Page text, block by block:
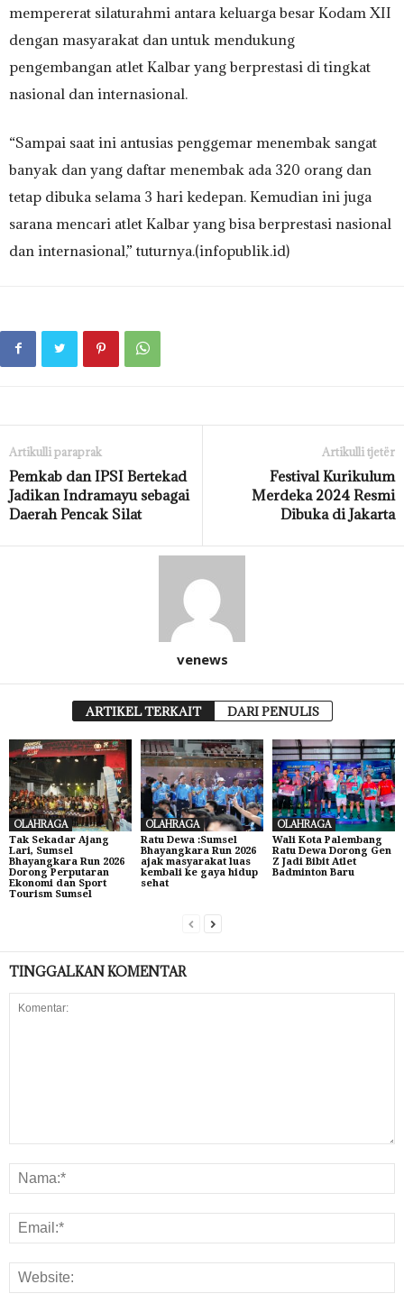
mempererat silaturahmi antara keluarga besar Kodam XII
dengan masyarakat dan untuk mendukung
pengembangan atlet Kalbar yang berprestasi di tingkat
nasional dan internasional.
“Sampai saat ini antusias penggemar menembak sangat
banyak dan yang daftar menembak ada 320 orang dan
tetap dibuka selama 3 hari kedepan. Kemudian ini juga
sarana mencari atlet Kalbar yang bisa berprestasi nasional
dan internasional,” tuturnya.(infopublik.id)
Artikulli paraprak
Pemkab dan IPSI Bertekad
Jadikan Indramayu sebagai
Daerah Pencak Silat
Artikulli tjetër
Festival Kurikulum
Merdeka 2024 Resmi
Dibuka di Jakarta
venews
ARTIKEL TERKAIT DARI PENULIS
OLAHRAGA
Tak Sekadar Ajang
Lari, Sumsel
Bhayangkara Run 2026
Dorong Perputaran
Ekonomi dan Sport
Tourism Sumsel
OLAHRAGA
Ratu Dewa :Sumsel
Bhayangkara Run 2026
ajak masyarakat luas
kembali ke gaya hidup
sehat
OLAHRAGA
Wali Kota Palembang
Ratu Dewa Dorong Gen
Z Jadi Bibit Atlet
Badminton Baru
TINGGALKAN KOMENTAR